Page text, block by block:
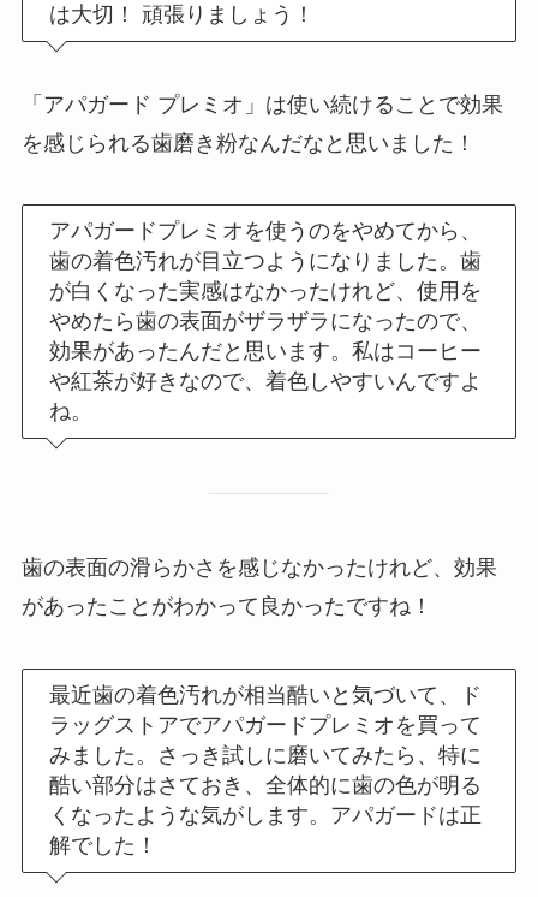
は大切！ 頑張りましょう！
「アパガード プレミオ」は使い続けることで効果
を感じられる歯磨き粉なんだなと思いました！
アパガードプレミオを使うのをやめてから、
歯の着色汚れが目立つようになりました。歯
が白くなった実感はなかったけれど、使用を
やめたら歯の表面がザラザラになったので、
効果があったんだと思います。私はコーヒー
や紅茶が好きなので、着色しやすいんですよ
ね。
歯の表面の滑らかさを感じなかったけれど、効果
があったことがわかって良かったですね！
最近歯の着色汚れが相当酷いと気づいて、ド
ラッグストアでアパガードプレミオを買って
みました。さっき試しに磨いてみたら、特に
酷い部分はさておき、全体的に歯の色が明る
くなったような気がします。アパガードは正
解でした！